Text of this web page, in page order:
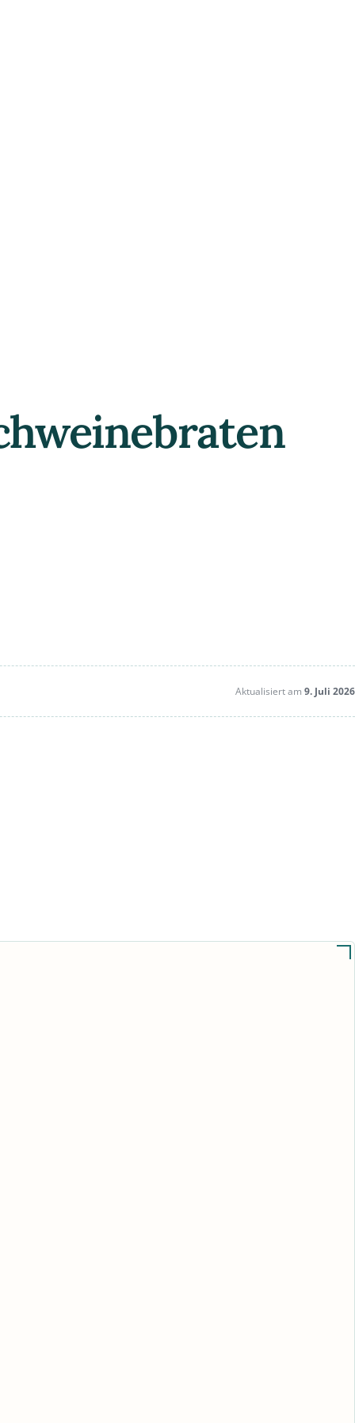
Aktualisiert am 9. Juli 2026